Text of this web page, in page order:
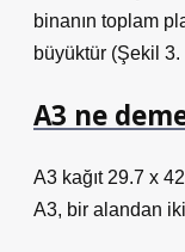
binanın toplam
büyüktür (Şekil 3.
A3 ne
A3 kağıt 29.7 ‌x
A3, bir alandan